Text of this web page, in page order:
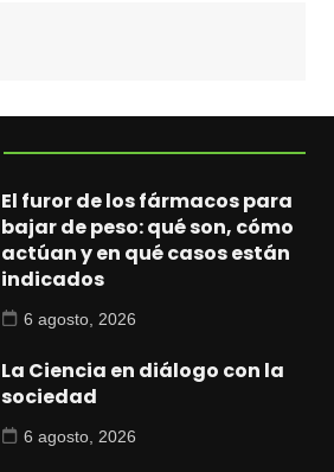
El furor de los fármacos para
bajar de peso: qué son, cómo
actúan y en qué casos están
indicados
6 agosto, 2026
La Ciencia en diálogo con la
sociedad
6 agosto, 2026